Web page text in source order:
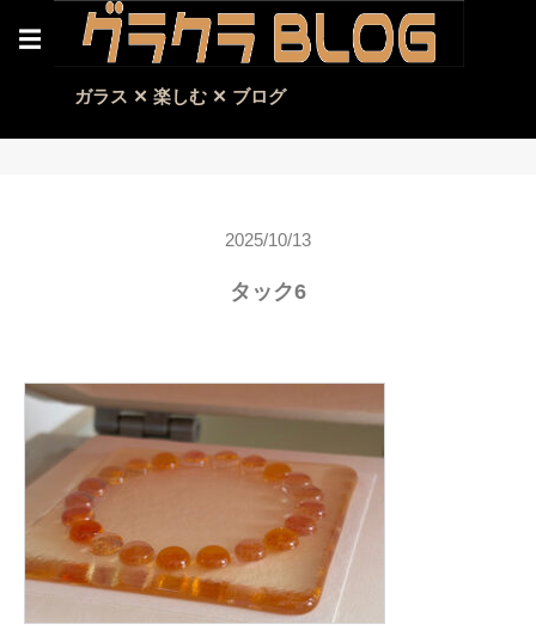
☰
ガラス ✕ 楽しむ ✕ ブログ
2025/10/13
タック6